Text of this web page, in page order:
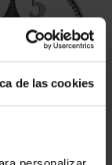
de las cookies
73,00 €